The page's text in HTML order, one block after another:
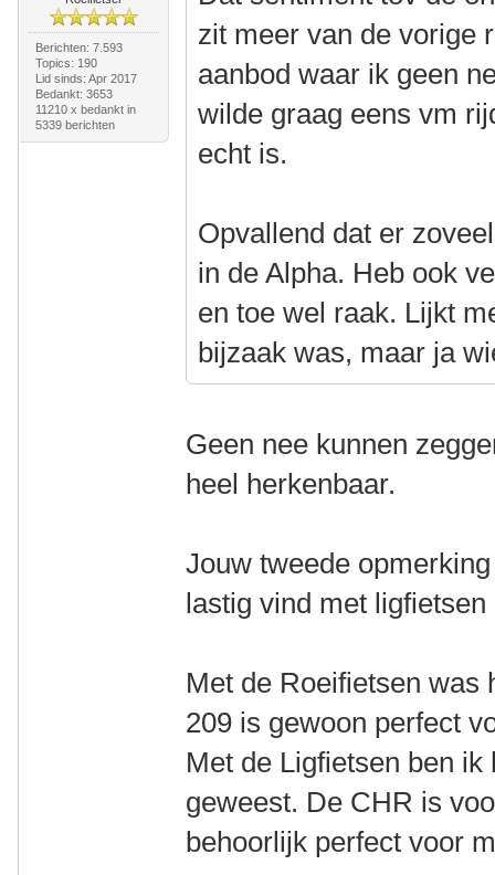
Berichten: 7.593
Topics: 190
Lid sinds: Apr 2017
Bedankt: 3653
11210 x bedankt in
5339 berichten
zit meer van de vorige
aanbod waar ik geen
wilde graag eens vm
echt is.
Opvallend dat er
in de Alpha. Heb ook
en toe wel raak. Lijkt
bijzaak was, maar ja
Geen nee kunnen
heel herkenbaar.
Jouw tweede
lastig vind met
Met de Roeifietsen was
209 is gewoon perfect
Met de Ligfietsen ben
geweest. De CHR is
behoorlijk perfect voor